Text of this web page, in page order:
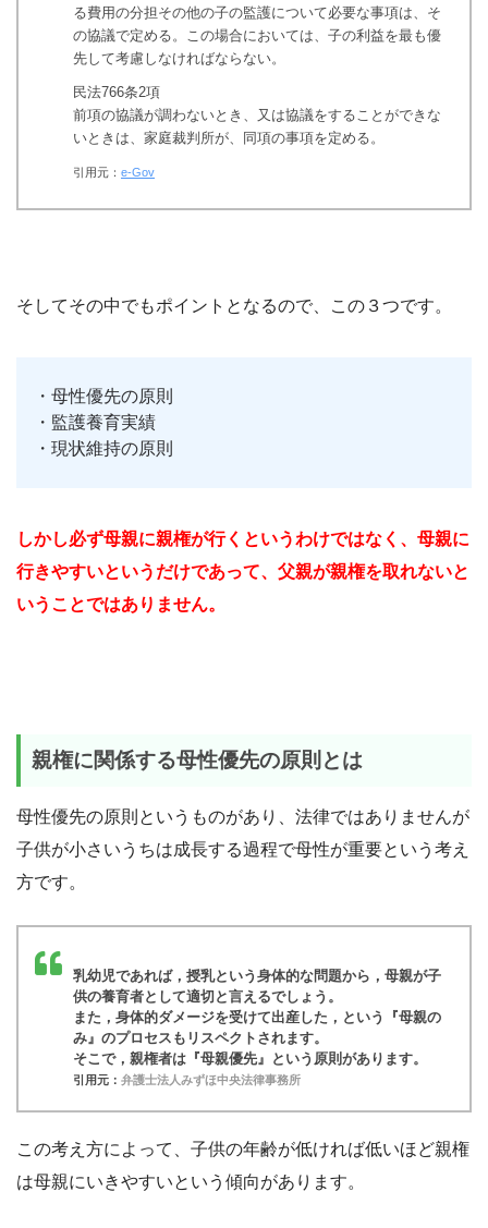
る費用の分担その他の子の監護について必要な事項は、そ
の協議で定める。この場合においては、子の利益を最も優
先して考慮しなければならない。
民法766条2項
前項の協議が調わないとき、又は協議をすることができな
いときは、家庭裁判所が、同項の事項を定める。
引用元： e-Gov
そしてその中でもポイントとなるので、この３つです。
・母性優先の原則
・監護養育実績
・現状維持の原則
しかし必ず母親に親権が行くというわけではなく、母親に
行きやすいというだけであって、父親が親権を取れないと
いうことではありません。
親権に関係する母性優先の原則とは
母性優先の原則というものがあり、法律ではありませんが
子供が小さいうちは成長する過程で母性が重要という考え
方です。
乳幼児であれば，授乳という身体的な問題から，母親が子
供の養育者として適切と言えるでしょう。
また，身体的ダメージを受けて出産した，という『母親の
み』のプロセスもリスペクトされます。
そこで，親権者は『母親優先』という原則があります。
引用元： 弁護士法人みずほ中央法律事務所
この考え方によって、子供の年齢が低ければ低いほど親権
は母親にいきやすいという傾向があります。